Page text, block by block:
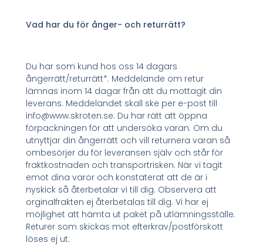
Vad har du för ånger- och returrätt?
Du har som kund hos oss 14 dagars
ångerrätt/returrätt*. Meddelande om retur
lämnas inom 14 dagar från att du mottagit din
leverans. Meddelandet skall ske per e-post till
info@www.skroten.se. Du har rätt att öppna
förpackningen för att undersöka varan. Om du
utnyttjar din ångerrätt och vill returnera varan så
ombesörjer du för leveransen själv och står för
fraktkostnaden och transportrisken. När vi tagit
emot dina varor och konstaterat att de är i
nyskick så återbetalar vi till dig. Observera att
orginalfrakten ej återbetalas till dig. Vi har ej
möjlighet att hämta ut paket på utlämningsställe.
Returer som skickas mot efterkrav/postförskott
löses ej ut.